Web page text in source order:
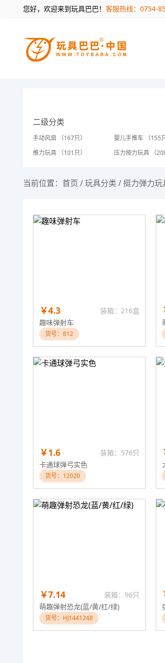
您好，欢迎来到玩具巴巴！ 客服热线：0754-
二级分类
手动风扇 （167只） 婴儿手推车 （155只
推力玩具 （101只）
压力按力玩具 （
当前位置： 首页 /玩具分类 /挺力弹力玩
￥4.3
装箱：216盒
趣味弹射车
货号：812
￥1.6
装箱：576只
卡通球弹弓实色
货号：12020
￥7.14
装箱：96只
萌趣弹射恐龙(蓝/黄/红/绿)
货号：HJ1441248